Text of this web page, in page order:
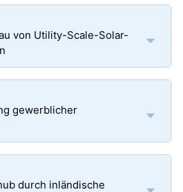
von Utility-Scale-Solar-
gewerblicher
durch inländische